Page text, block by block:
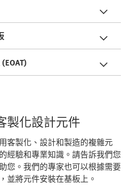
製化設計元件
客製化、設計和製造的複雜元
經驗和專業知識。請告訴我們您
您。我們的專家也可以根據需要
並將元件安裝在基板上。